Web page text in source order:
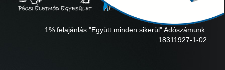
1% felajánlás "Együtt minden sikerül" Adószámunk:
18311927-1-02